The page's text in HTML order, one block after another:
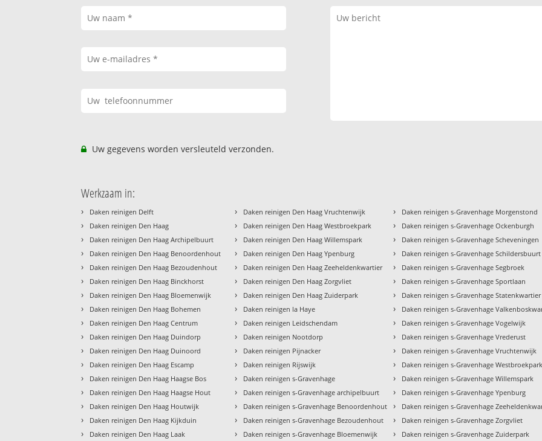
Uw gegevens worden versleuteld verzonden.
Werkzaam in:
› Daken reinigen Delft
› Daken reinigen Den Haag
› Daken reinigen Den Haag Archipelbuurt
› Daken reinigen Den Haag Benoordenhout
› Daken reinigen Den Haag Bezoudenhout
› Daken reinigen Den Haag Binckhorst
› Daken reinigen Den Haag Bloemenwijk
› Daken reinigen Den Haag Bohemen
› Daken reinigen Den Haag Centrum
› Daken reinigen Den Haag Duindorp
› Daken reinigen Den Haag Duinoord
› Daken reinigen Den Haag Escamp
› Daken reinigen Den Haag Haagse Bos
› Daken reinigen Den Haag Haagse Hout
› Daken reinigen Den Haag Houtwijk
› Daken reinigen Den Haag Kijkduin
› Daken reinigen Den Haag Laak
› Daken reinigen Den Haag Vruchtenwijk
› Daken reinigen Den Haag Westbroekpark
› Daken reinigen Den Haag Willemspark
› Daken reinigen Den Haag Ypenburg
› Daken reinigen Den Haag Zeeheldenkwartier
› Daken reinigen Den Haag Zorgvliet
› Daken reinigen Den Haag Zuiderpark
› Daken reinigen la Haye
› Daken reinigen Leidschendam
› Daken reinigen Nootdorp
› Daken reinigen Pijnacker
› Daken reinigen Rijswijk
› Daken reinigen s-Gravenhage
› Daken reinigen s-Gravenhage archipelbuurt
› Daken reinigen s-Gravenhage Benoordenhout
› Daken reinigen s-Gravenhage Bezoudenhout
› Daken reinigen s-Gravenhage Bloemenwijk
› Daken reinigen s-Gravenhage Morgenstond
› Daken reinigen s-Gravenhage Ockenburgh
› Daken reinigen s-Gravenhage Scheveningen
› Daken reinigen s-Gravenhage Schildersbuurt
› Daken reinigen s-Gravenhage Segbroek
› Daken reinigen s-Gravenhage Sportlaan
› Daken reinigen s-Gravenhage Statenkwartier
› Daken reinigen s-Gravenhage
› Daken reinigen s-Gravenhage Vogelwijk
› Daken reinigen s-Gravenhage Vrederust
› Daken reinigen s-Gravenhage Vruchtenwijk
› Daken reinigen s-Gravenhage
› Daken reinigen s-Gravenhage Willemspark
› Daken reinigen s-Gravenhage Ypenburg
› Daken reinigen s-Gravenhage
› Daken reinigen s-Gravenhage Zorgvliet
› Daken reinigen s-Gravenhage Zuiderpark